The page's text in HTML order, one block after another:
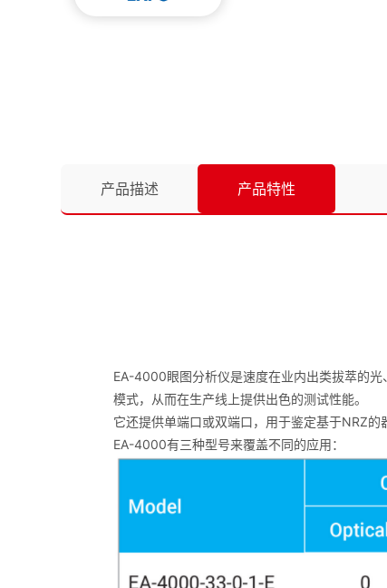
产品描述 产品特性
EA-4000眼图分析仪是速度在业内出类拔萃的
模式，从而在生产线上提供出色的测试性能。
它还提供单端口或双端口，用于鉴定基于NRZ的
EA-4000有三种型号来覆盖不同的应用：